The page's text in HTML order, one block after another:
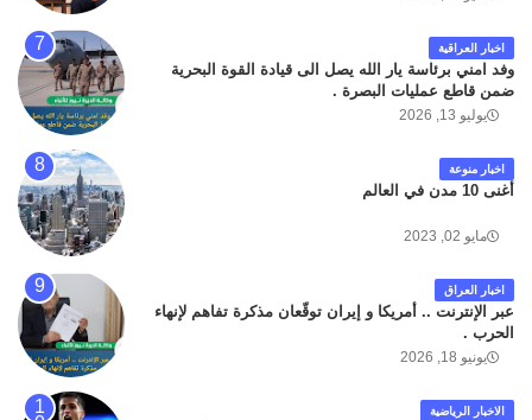
اخبار العراقية
وفد امني برئاسة يار الله يصل الى قيادة القوة البحرية
ضمن قاطع عمليات البصرة .
يوليو 13, 2026
اخبار منوعة
أغنى 10 مدن في العالم
مايو 02, 2023
اخبار العراق
عبر الإنترنت .. أمريكا و إيران توقّعان مذكرة تفاهم لإنهاء
الحرب .
يونيو 18, 2026
الاخبار الرياضية